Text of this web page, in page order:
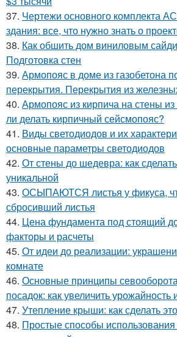
37. Чертежи основного комплекта
здания: все, что нужно знать о
38. Как обшить дом виниловым
Подготовка стен
39. Армопояс в доме из газобетона
перекрытия. Перекрытия из
40. Армопояс из кирпича на стены
ли делать кирпичный сейсмопояс?
41. Виды светодиодов и их
основные параметры светодиодов
42. От стены до шедевра: как
уникальной
43. ОСЫПАЮТСЯ листья у фикуса,
сбросивший листья
44. Цена фундамента под стоящий
факторы и расчеты
45. От идеи до реализации:
комнате
46. Основные принципы
посадок: как увеличить урожайность
47. Утепление крыши: как сделать
48. Простые способы